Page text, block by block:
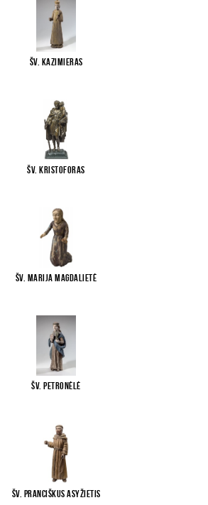
Šv. Kazimieras
Šv. Kristoforas
Šv. Marija Magdalietė
Šv. Petronėlė
Šv. Pranciškus Asyžietis